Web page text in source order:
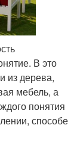
В это
из дерева,
мебель, а
понятия
способе